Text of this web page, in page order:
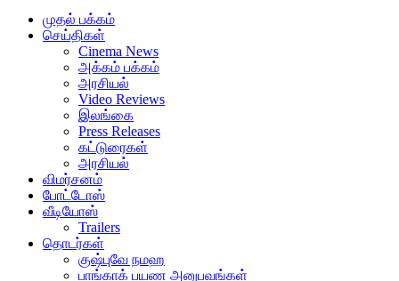
முதல் பக்கம்
செய்திகள்
Cinema News
அக்கம் பக்கம்
அரசியல்
Video Reviews
இலங்கை
Press Releases
கட்டுரைகள்
அரசியல்
விமர்சனம்
போட்டோஸ்
வீடியோஸ்
Trailers
தொடர்கள்
குஷ்புவே நமஹ
பாங்காக் பயண அனுபவங்கள்